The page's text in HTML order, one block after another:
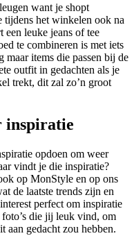
want je shopt
tijdens het winkelen ook na
leuke jeans of tee
te combineren is met iets
items die passen bij de
outfit in gedachten als je
trekt, dit zal zo’n groot
inspiratie
opdoen om weer
vindt je die inspiratie?
op MonStyle en op ons
de laatste trends zijn en
perfect om inspiratie
die jij leuk vind, om
aan gedacht zou hebben.